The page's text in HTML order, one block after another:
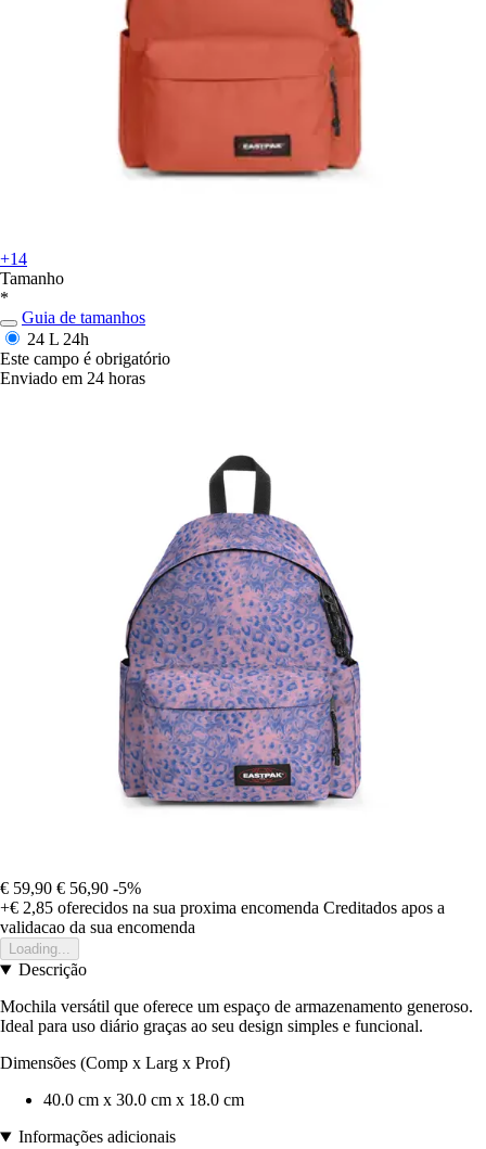
+14
Tamanho
*
Guia de tamanhos
24 L 24h
Este campo é obrigatório
Enviado em 24 horas
€ 59,90 € 56,90 -5%
+€ 2,85 oferecidos na sua proxima encomenda Creditados apos a
validacao da sua encomenda
Loading...
Descrição
Mochila versátil que oferece um espaço de armazenamento generoso.
Ideal para uso diário graças ao seu design simples e funcional.
Dimensões (Comp x Larg x Prof)
40.0 cm x 30.0 cm x 18.0 cm
Informações adicionais